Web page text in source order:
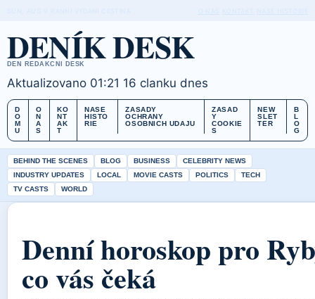
DENÍK DESK
DEN REDAKCNI DESK
Aktualizovano 01:21 16 clanku dnes
D
O
M
U
O
N
A
S
KO
NT
AK
T
NASE
HISTO
RIE
ZASADY
OCHRANY
OSOBNICH UDAJU
ZASAD
Y
COOKIE
S
NEW
SLET
TER
B
L
O
G
BEHIND THE SCENES BLOG BUSINESS
CELEBRITY NEWS
INDUSTRY UPDATES
LOCAL MOVIE CASTS POLITICS
TECH
TV CASTS
WORLD
Denní horoskop pro
co vás čeká